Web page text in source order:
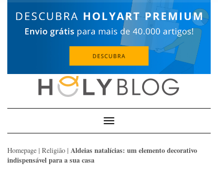
Toggle
Navigation
Homepage | Religião | Aldeias natalícias: um elemento decorativo
indispensável para a sua casa